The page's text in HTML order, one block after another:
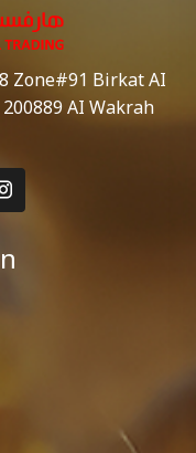
Zone#91 Birkat AI
AI Wakrah